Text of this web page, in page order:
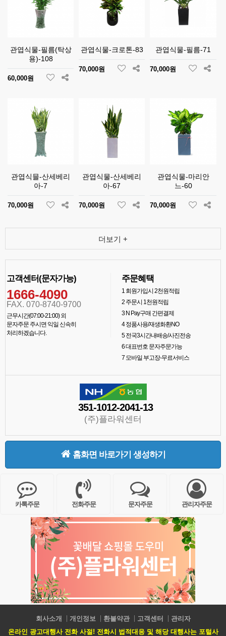
관엽식물-필름(탁상
용)-108
60,000원
관엽식물-크로톤-83
70,000원
관엽식물-필름-71
70,000원
관엽식믈-산세베리
아-7
70,000원
관엽식물-산세베리
아-67
70,000원
관엽식물-마리안
느-60
70,000원
더보기 +
고객센터(문자가능)
1666-4090
FAX. 070-8740-9700
근무시간(07:00-21:00) 외
문자주문 주시면 익일 신속히
처리하겠습니다.
주문혜택
1회원가입시 2천원적립
2주문시 1천원적립
3N Pay구매 간편결제
4정품사용/재생화환NO
5전국3시간내배송/사진전송
6대표번호 문자주문가능
7모바일 부고장-무료서비스
351-1012-2041-13
(주)플라워센터
홈화면 바로가기 생성하기
카톡주문 전화주문 문자주문 관리자주문
회사소개 개인정보 환불약관 고객센터
관리자
온라인 광고대행사 전화 사절! 전화시 법적대응 및 해당 대행사는 포털사